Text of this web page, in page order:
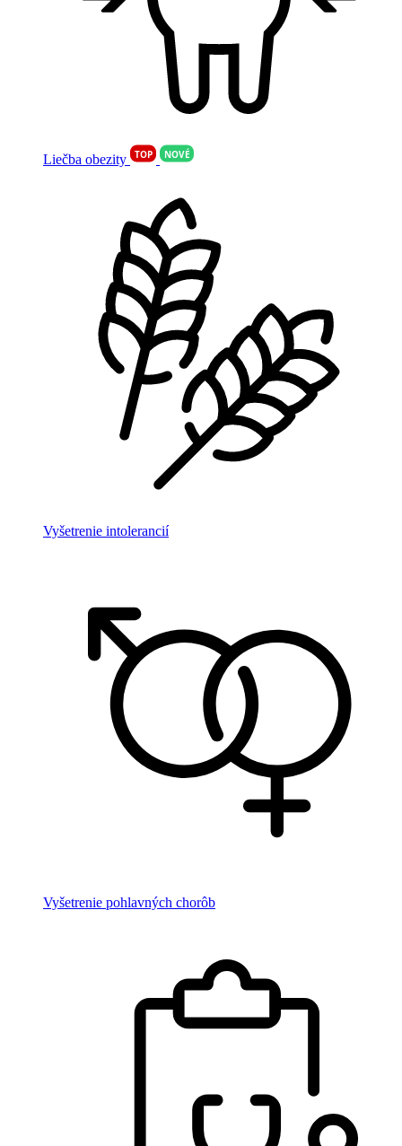
Liečba obezity TOP NOVÉ
Vyšetrenie intolerancií
Vyšetrenie pohlavných chorôb